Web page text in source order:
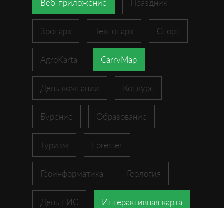
Веб-приложение Праздник
Зоопарк Технопарк Спорт
AgroKarta CarryMap
День компании Конкурс
Бурение Образование
Туризм Forester
Геоинформатика Геология
День ГИС Интерактивная карта